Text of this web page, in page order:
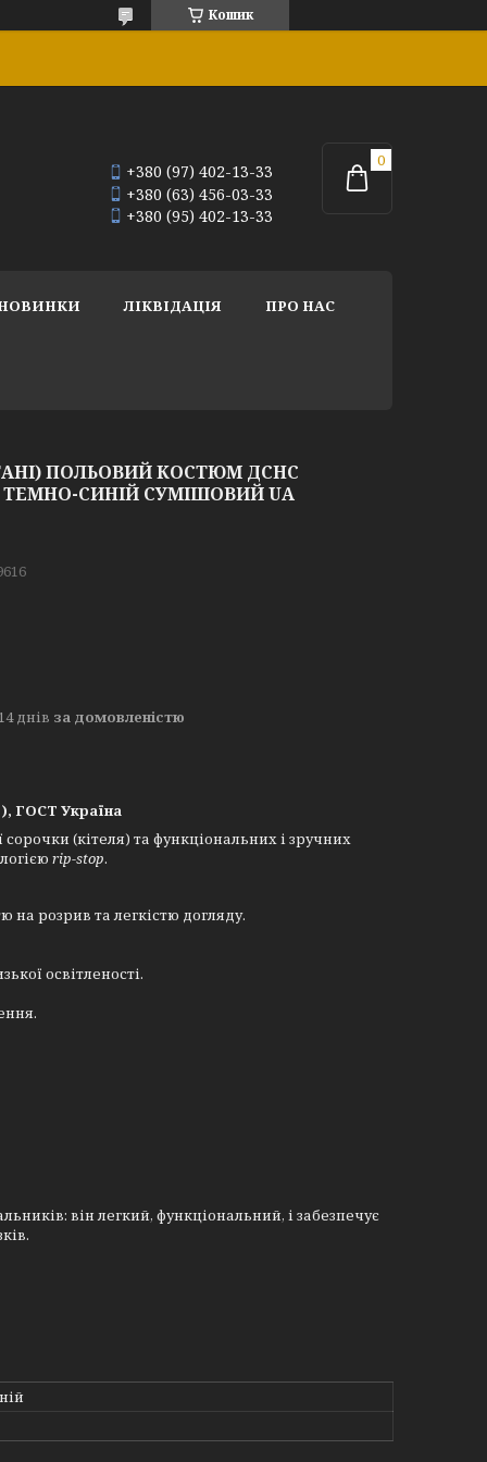
Кошик
+380 (97) 402-13-33
+380 (63) 456-03-33
+380 (95) 402-13-33
ЛІКВІДАЦІЯ ПРО НАС
ПОЛЬОВИЙ КОСТЮМ ДСНС
СИНІЙ СУМІШОВИЙ UA
днів за домовленістю
ГОСТ Україна
сорочки (кітеля) та функціональних і зручних
rip-stop.
на розрив та легкістю догляду.
освітленості.
він легкий, функціональний, і забезпечує